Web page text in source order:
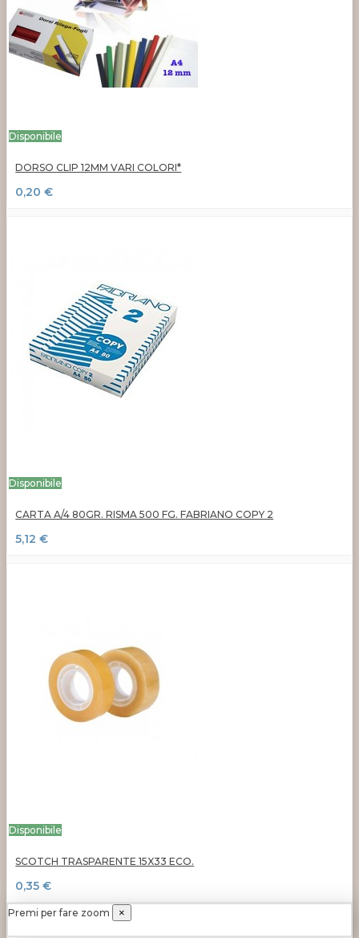
Disponibile
DORSO CLIP 12MM VARI COLORI*
0,20 €
Disponibile
CARTA A/4 80GR. RISMA 500 FG. FABRIANO COPY 2
5,12 €
Disponibile
SCOTCH TRASPARENTE 15X33 ECO.
0,35 €
Premi per fare zoom ×